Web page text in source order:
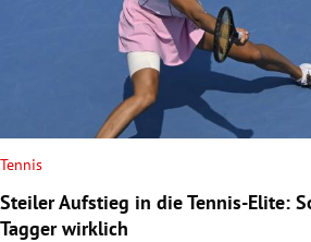
Tennis
Steiler Aufstieg in die Tennis-Elite:
Tagger wirklich